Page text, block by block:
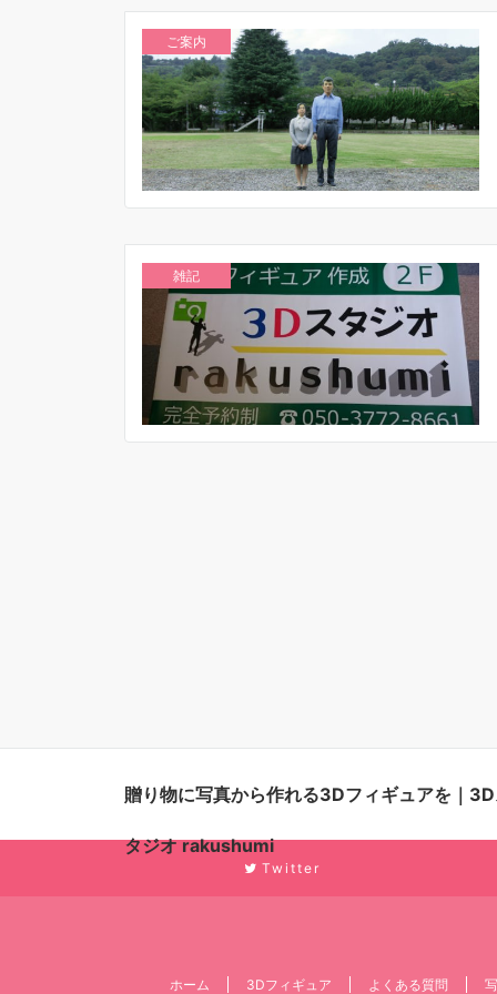
ご案内
雑記
贈り物に写真から作れる3Dフィギュアを｜
タジオ rakushumi
Twitter
ホーム 3Dフィギュア よくある質問